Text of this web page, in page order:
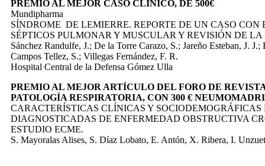
PREMIO AL MEJOR CASO CLÍNICO, DE 500€
Mundipharma
SÍNDROME DE LEMIERRE. REPORTE DE UN CASO CON
SÉPTICOS PULMONAR Y MUSCULAR Y REVISIÓN DE
Sánchez Randulfe, J.; De la Torre Carazo, S.; Jareño Esteban, J.
Campos Tellez, S.; Villegas Fernández, F. R.
Hospital Central de la Defensa Gómez Ulla
PREMIO AL MEJOR ARTÍCULO DEL FORO DE
PATOLOGÍA RESPIRATORIA, CON 300 €
CARACTERÍSTICAS CLÍNICAS Y SOCIODEMOGRÁFICAS
DIAGNOSTICADAS DE ENFERMEDAD OBSTRUCTIVA
ESTUDIO ECME.
S. Mayoralas Alises, S. Díaz Lobato, E. Antón, X. Ribera, I.